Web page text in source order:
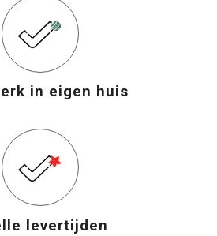
in eigen huis
levertijden